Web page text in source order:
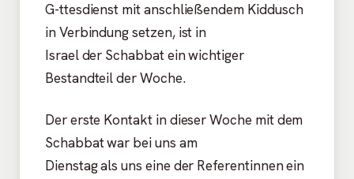
G-ttesdienst mit anschließendem Kiddusch
in Verbindung setzen, ist in
Israel der Schabbat ein wichtiger
Bestandteil der Woche.
Der erste Kontakt in dieser Woche mit dem
Schabbat war bei uns am
Dienstag als uns eine der Referentinnen ein